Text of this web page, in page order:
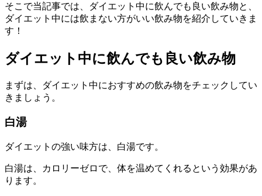
そこで当記事では、ダイエット中に飲んでも良い飲み物と、
ダイエット中には飲まない方がいい飲み物を紹介していきま
す！
ダイエット中に飲んでも良い飲み物
まずは、ダイエット中におすすめの飲み物をチェックしてい
きましょう。
白湯
ダイエットの強い味方は、白湯です。
白湯は、カロリーゼロで、体を温めてくれるという効果があ
ります。